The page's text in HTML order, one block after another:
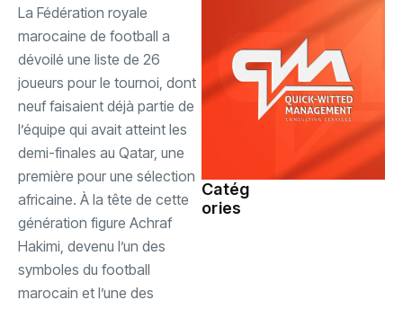
‎La Fédération royale
marocaine de football a
dévoilé une liste de 26
joueurs pour le tournoi, dont
neuf faisaient déjà partie de
l’équipe qui avait atteint les
demi-finales au Qatar, une
première pour une sélection
africaine. À la tête de cette
génération figure Achraf
Hakimi, devenu l’un des
symboles du football
marocain et l’une des
Catég
ories